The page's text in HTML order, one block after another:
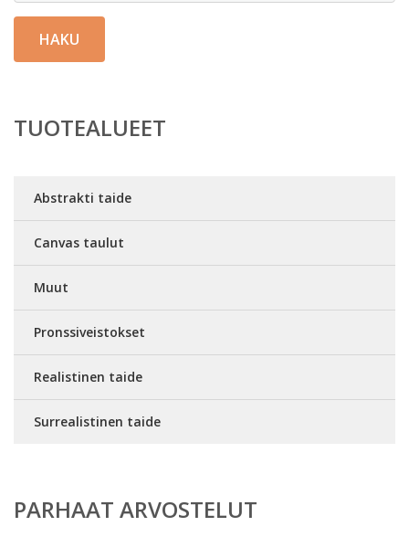
HAKU
TUOTEALUEET
Abstrakti taide
Canvas taulut
Muut
Pronssiveistokset
Realistinen taide
Surrealistinen taide
PARHAAT ARVOSTELUT